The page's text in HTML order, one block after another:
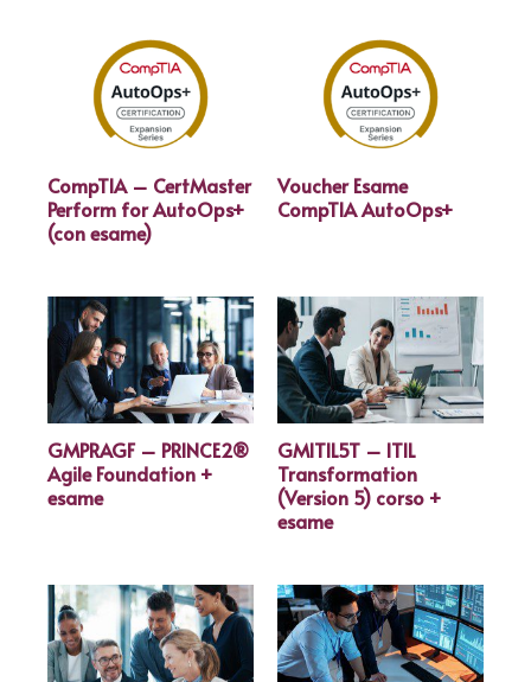
CompTIA – CertMaster
Perform for AutoOps+
(con esame)
Voucher Esame
CompTIA AutoOps+
GMPRAGF – PRINCE2®
Agile Foundation +
esame
GMITIL5T – ITIL
Transformation
(Version 5) corso +
esame